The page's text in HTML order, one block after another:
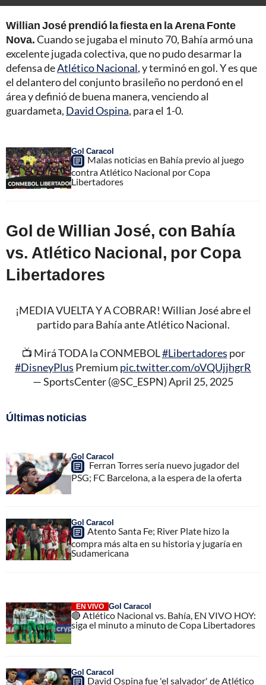
Willian José prendió la fiesta en la Arena Fonte
Nova.Cuando se jugaba el minuto 70, Bahía armó una
excelente jugada colectiva, que no pudo desarmar la
defensa deAtlético Nacional, y terminó en gol. Y es que
el delantero del conjunto brasileño no perdonó en el
área y definió de buena manera, venciendo al
guardameta, David Ospina, para el 1-0.
Gol Caracol
Malas noticias en Bahía previo al juego
contra Atlético Nacional por Copa
Libertadores
Gol de Willian José, con Bahía
vs. Atlético Nacional, por Copa
Libertadores
¡MEDIA VUELTA Y A COBRAR! Willian José abre el
partido para Bahía ante Atlético Nacional.
📺 Mirá TODA la CONMEBOL#Libertadores por
#DisneyPlus Premium pic.twitter.com/oVQUjjhgrR
— SportsCenter (@SC_ESPN)April 25, 2025
Últimas noticias
Gol Caracol
Ferran Torres sería nuevo jugador del
PSG; FC Barcelona, a la espera de la oferta
Gol Caracol
Atento Santa Fe; River Plate hizo la
compra más alta en su historia y jugaría en
Sudamericana
EN VIVO Gol Caracol
🔴 Atlético Nacional vs. Bahía, EN VIVO HOY:
siga el minuto a minuto de Copa Libertadores
Gol Caracol
David Ospina fue 'el salvador' de Atlético